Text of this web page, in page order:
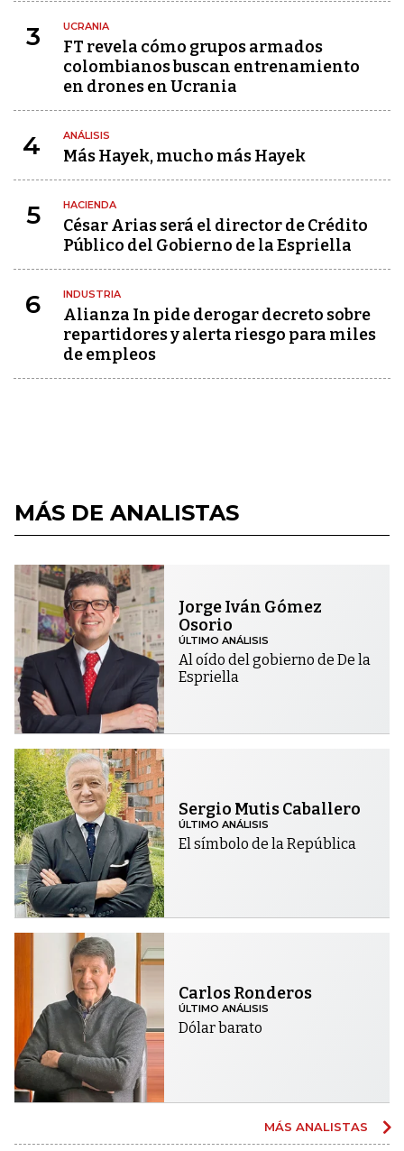
3 UCRANIA
FT revela cómo grupos armados
colombianos buscan entrenamiento
en drones en Ucrania
4 ANÁLISIS
Más Hayek, mucho más Hayek
5 HACIENDA
César Arias será el director de Crédito
Público del Gobierno de la Espriella
6 INDUSTRIA
Alianza In pide derogar decreto sobre
repartidores y alerta riesgo para miles
de empleos
MÁS DE ANALISTAS
Jorge Iván Gómez
Osorio
ÚLTIMO ANÁLISIS
Al oído del gobierno de De la
Espriella
Sergio Mutis Caballero
ÚLTIMO ANÁLISIS
El símbolo de la República
Carlos Ronderos
ÚLTIMO ANÁLISIS
Dólar barato
MÁS ANALISTAS